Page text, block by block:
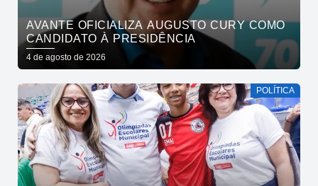
AVANTE OFICIALIZA AUGUSTO CURY COMO
CANDIDATO À PRESIDÊNCIA
4 de agosto de 2026
POLÍTICA